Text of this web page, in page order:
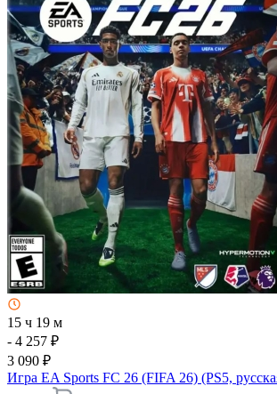
15 ч 19 м
- 4 257 ₽
3 090 ₽
Игра EA Sports FC 26 (FIFA 26) (PS5,